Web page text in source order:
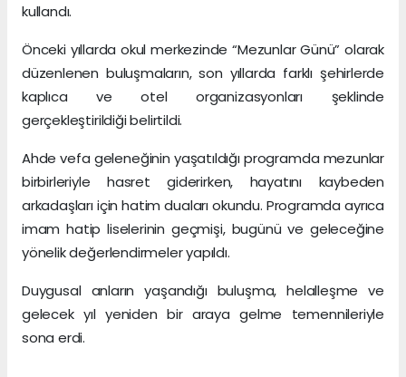
kullandı.
Önceki yıllarda okul merkezinde “Mezunlar Günü” olarak
düzenlenen buluşmaların, son yıllarda farklı şehirlerde
kaplıca ve otel organizasyonları şeklinde
gerçekleştirildiği belirtildi.
Ahde vefa geleneğinin yaşatıldığı programda mezunlar
birbirleriyle hasret giderirken, hayatını kaybeden
arkadaşları için hatim duaları okundu. Programda ayrıca
imam hatip liselerinin geçmişi, bugünü ve geleceğine
yönelik değerlendirmeler yapıldı.
Duygusal anların yaşandığı buluşma, helalleşme ve
gelecek yıl yeniden bir araya gelme temennileriyle
sona erdi.